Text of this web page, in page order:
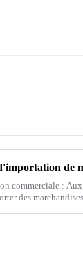
commerciale :
des